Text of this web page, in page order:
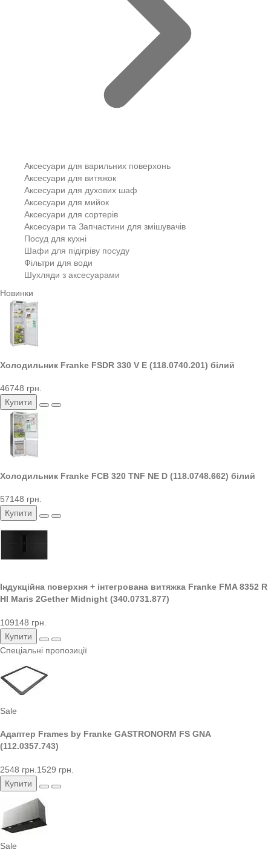
Аксесуари для варильних поверхонь
Аксесуари для витяжок
Аксесуари для духових шаф
Аксесуари для мийок
Аксесуари для сортерів
Аксесуари та Запчастини для змішувачів
Посуд для кухні
Шафи для підігріву посуду
Фільтри для води
Шухляди з аксесуарами
Новинки
Холодильник Franke FSDR 330 V E (118.0740.201) білий
46748 грн.
Купити
Холодильник Franke FCB 320 TNF NE D (118.0748.662) білий
57148 грн.
Купити
Індукційна поверхня + інтегрована витяжка Franke FMA 8352 R
HI Maris 2Gether Midnight (340.0731.877)
109148 грн.
Купити
Спеціальні пропозиції
Sale
Адаптер Frames by Franke GASTRONORM FS GNA
(112.0357.743)
2548 грн. 1529 грн.
Купити
Sale